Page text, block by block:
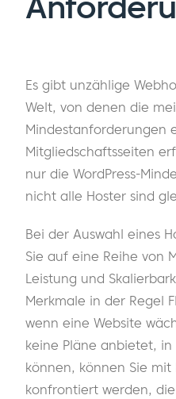
Es gibt unzählige
Welt, von denen die
Mindestanforderungen
Mitgliedschaftsseiten
nur die WordPress-
nicht alle Hoster sind
Bei der Auswahl eines
Sie auf eine Reihe von
Leistung und
Merkmale in der Regel
wenn eine Website
keine Pläne anbietet,
können, können Sie
konfrontiert werden,